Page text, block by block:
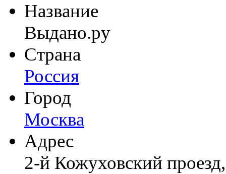
Название
Выдано.ру
Страна
Россия
Город
Москва
Адрес
2-й Кожуховский